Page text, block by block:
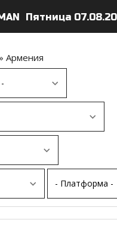
Пятница
Армения